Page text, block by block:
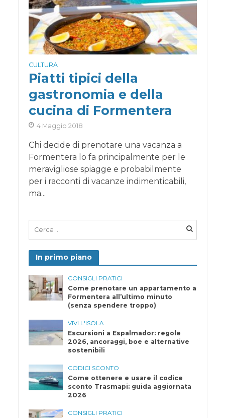
CULTURA
Piatti tipici della
gastronomia e della
cucina di Formentera
4 Maggio 2018
Chi decide di prenotare una vacanza a
Formentera lo fa principalmente per le
meravigliose spiagge e probabilmente
per i racconti di vacanze indimenticabili,
ma...
In primo piano
CONSIGLI PRATICI
Come prenotare un appartamento a
Formentera all’ultimo minuto
(senza spendere troppo)
VIVI L'ISOLA
Escursioni a Espalmador: regole
2026, ancoraggi, boe e alternative
sostenibili
CODICI SCONTO
Come ottenere e usare il codice
sconto Trasmapi: guida aggiornata
2026
CONSIGLI PRATICI